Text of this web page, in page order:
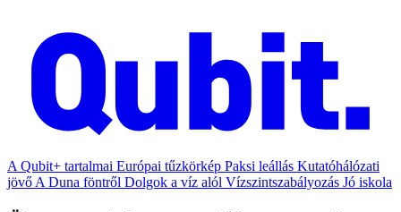
A Qubit+ tartalmai Európai tűzkörkép Paksi leállás Kutatóhálózati
jövő A Duna föntről Dolgok a víz alól Vízszintszabályozás Jó iskola